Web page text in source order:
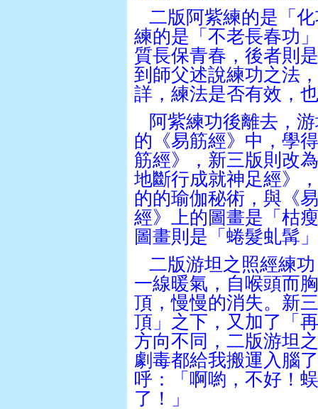
二版阿紫練的是「
練的是「不老長春功
質長保青春，後者則
到師父述說練功之法
詳，練法是否有效，
阿紫練功後離去，
的《易筋經》中，學
筋經》，新三版則改
地斷行成就神足經》
的的瑜伽秘術，與《
經》上的圖畫是「枯
圖畫則是「蜷髮虬髯
二版游坦之照經練
一線暖氣，自喉頭而
頂，慢慢的消失。新
頂」之下，又加了「
方向不同，二版游坦
劇毒都給我搬運入腦
呼：「啊喲，不好！
了！」